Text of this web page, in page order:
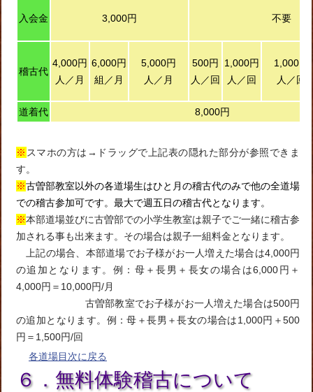
入会金 3,000円 不要
稽古代
4,000円
人／月
6,000円
組／月
5,000円
人／月
500円
人／回
1,000円
人／回
1,000円
人／回
道着代 8,000円
※ スマホの方は→ドラッグで上記表の隠れた部分が参照できま
す。
※古曽部教室以外の各道場生はひと月の稽古代のみで他の全道場
での稽古参加可です。最大で週五日の稽古代となります。
※本部道場並びに古曽部での小学生教室は親子でご一緒に稽古参
加される事も出来ます。その場合は親子一組料金となります。
上記の場合、本部道場でお子様がお一人増えた場合は4,000円
の追加となります。例：母＋長男＋長女の場合は6,000円＋
4,000円＝10,000円/月
古曽部教室でお子様がお一人増えた場合は500円
の追加となります。例：母＋長男＋長女の場合は1,000円＋500
円＝1,500円/回
各道場目次に戻る
６．無料体験稽古について